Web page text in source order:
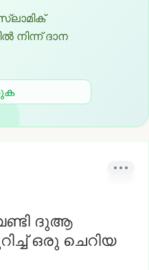
നിന്ന് ദാന
ദുആ
ഒരു ചെറിയ